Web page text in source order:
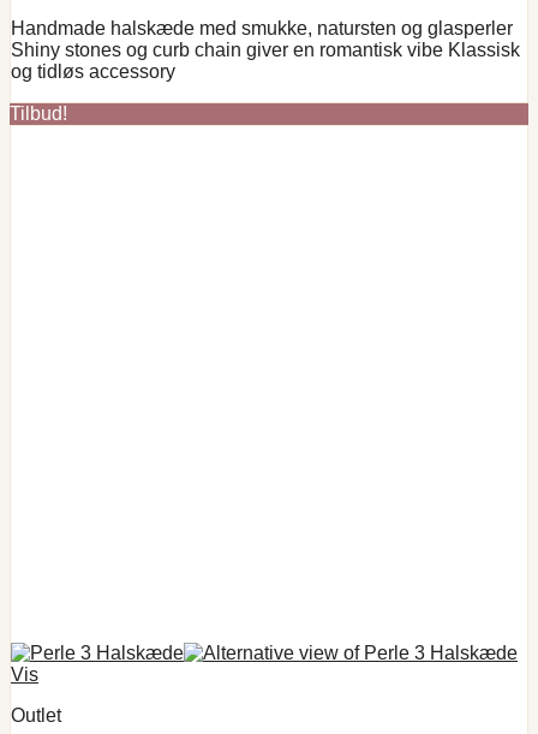
pris
var:
kr. 149,00.
pris
er:
kr. 89,00.
Handmade halskæde med smukke, natursten og glasperler
Shiny stones og curb chain giver en romantisk vibe Klassisk
og tidløs accessory
Tilbud!
Vis
Outlet